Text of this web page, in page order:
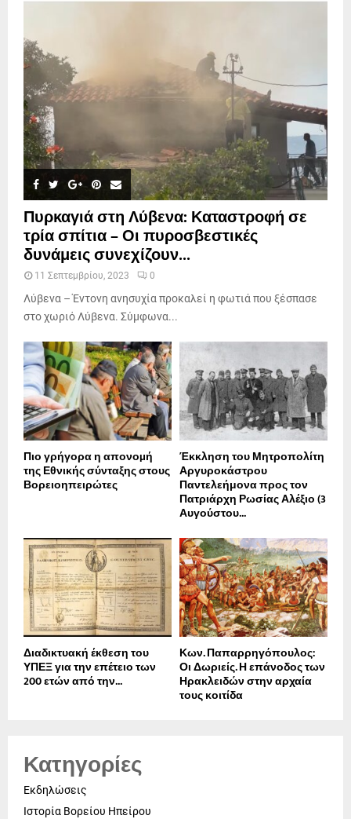
Πυρκαγιά στη Λύβενα: Καταστροφή σε
τρία σπίτια – Οι πυροσβεστικές
δυνάμεις συνεχίζουν...
11 Σεπτεμβρίου, 2023 0
Λύβενα – Έντονη ανησυχία προκαλεί η φωτιά που ξέσπασε
στο χωριό Λύβενα. Σύμφωνα...
Πιο γρήγορα η απονοµή
της Εθνικής σύνταξης στους
Βορειοηπειρώτες
Έκκληση του Μητροπολίτη
Αργυροκάστρου
Παντελεήμονα προς τον
Πατριάρχη Ρωσίας Αλέξιο (3
Αυγούστου...
Διαδικτυακή έκθεση του
ΥΠΕΞ για την επέτειο των
200 ετών από την...
Κων. Παπαρρηγόπουλος:
Οι Δωριείς. Η επάνοδος των
Ηρακλειδών στην αρχαία
τους κοιτίδα
Κατηγορίες
Εκδηλώσεις
Ιστορία Βορείου Ηπείρου